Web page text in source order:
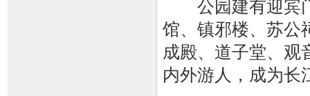
公园建有迎宾门
馆、镇邪楼、苏公
成殿、道子堂、观
内外游人，成为长